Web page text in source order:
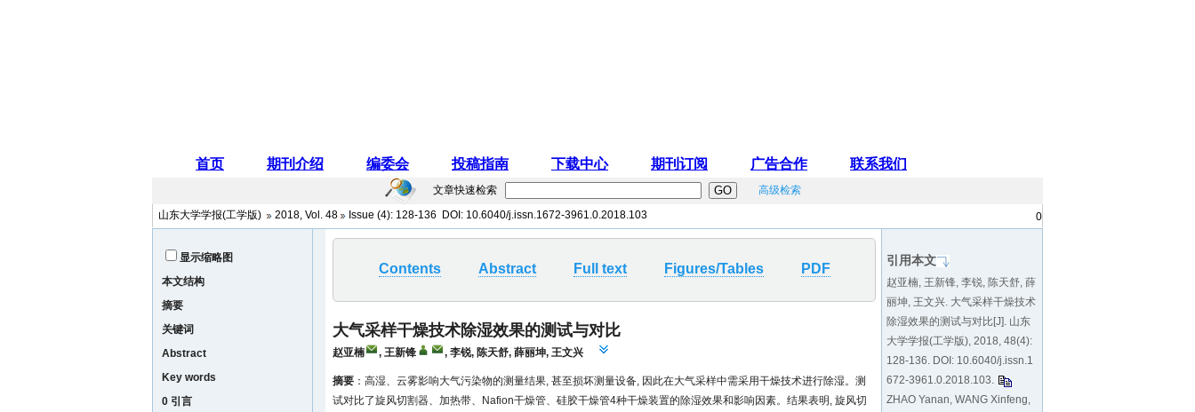
文章快速检索
高级检索
山东大学学报(工学版)
2018, Vol. 48 Issue (4): 128-136 DOI: 10.6040/j.issn.1672-3961.0.2018.103 0
显示缩略图
本文结构
摘要
关键词
Abstract
Key words
0 引言
引用本文
赵亚楠, 王新锋, 李锐, 陈天舒, 薛
丽坤, 王文兴. 大气采样干燥技术
除湿效果的测试与对比[J]. 山东
大学学报(工学版), 2018, 48(4):
128-136. DOI: 10.6040/j.issn.1
672-3961.0.2018.103.
ZHAO Yanan, WANG Xinfeng,
Contents Abstract Full text Figures/Tables PDF
大气采样干燥技术除湿效果的测试与对比
赵亚楠 , 王新锋 , 李锐, 陈天舒, 薛丽坤, 王文兴
摘要 ：高湿、云雾影响大气污染物的测量结果, 甚至损坏测量设备, 因此在大气采样中需采用干燥技术进行除湿。测
试对比了旋风切割器、加热带、Nafion干燥管、硅胶干燥管4种干燥装置的除湿效果和影响因素。结果表明, 旋风切